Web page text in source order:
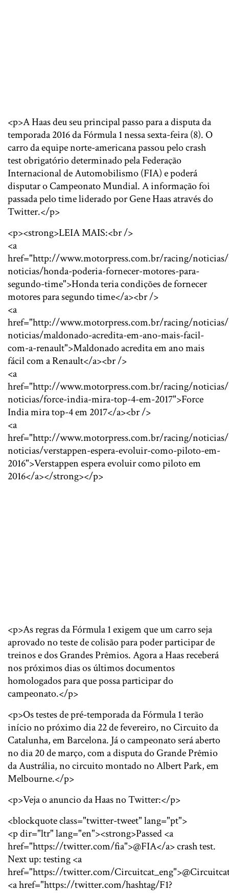
<p>A Haas deu seu principal passo para a disputa da
temporada 2016 da Fórmula 1 nessa sexta-feira (8). O
carro da equipe norte-americana passou pelo crash
test obrigatório determinado pela Federação
Internacional de Automobilismo (FIA) e poderá
disputar o Campeonato Mundial. A informação foi
passada pelo time liderado por Gene Haas através do
Twitter.</p>
<p><strong>LEIA MAIS:<br />
<a
href="http://www.motorpress.com.br/racing/
noticias/honda-poderia-fornecer-motores-para-
segundo-time">Honda teria condições de fornecer
motores para segundo time</a><br />
<a
href="http://www.motorpress.com.br/racing/
noticias/maldonado-acredita-em-ano-mais-facil-
com-a-renault">Maldonado acredita em ano mais
fácil com a Renault</a><br />
<a
href="http://www.motorpress.com.br/racing/
noticias/force-india-mira-top-4-em-2017">Force
India mira top-4 em 2017</a><br />
<a
href="http://www.motorpress.com.br/racing/
noticias/verstappen-espera-evoluir-como-piloto-em-
2016">Verstappen espera evoluir como piloto em
2016</a></strong></p>
<p>As regras da Fórmula 1 exigem que um carro seja
aprovado no teste de colisão para poder participar de
treinos e dos Grandes Prêmios. Agora a Haas receberá
nos próximos dias os últimos documentos
homologados para que possa participar do
campeonato.</p>
<p>Os testes de pré-temporada da Fórmula 1 terão
início no próximo dia 22 de fevereiro, no Circuito da
Catalunha, em Barcelona. Já o campeonato será aberto
no dia 20 de março, com a disputa do Grande Prêmio
da Austrália, no circuito montado no Albert Park, em
Melbourne.</p>
<p>Veja o anuncio da Haas no Twitter:</p>
<blockquote class="twitter-tweet" lang="pt">
<p dir="ltr" lang="en"><strong>Passed <a
href="https://twitter.com/fia">@FIA</a> crash test.
Next up: testing <a
href="https://twitter.com/
<a href="https://twitter.com/hashtag/F1?